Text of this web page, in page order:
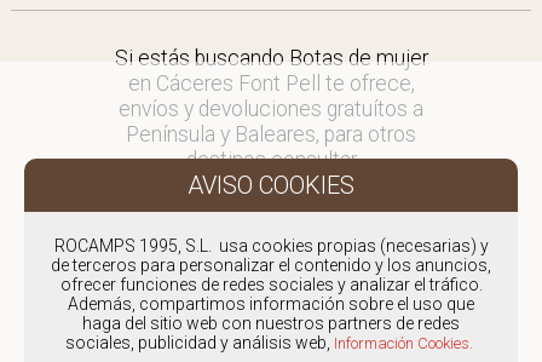
Si estás buscando Botas de mujer
en Cáceres Font Pell te ofrece,
envíos y devoluciones gratuítos a
Península y Baleares, para otros
destinos consultar
en comercial@fontpell.com.
Los envíos a Cáceres gestionados
entre semana se entregarán en
menos de 48 horas; los pedidos
realizados en fin de semana, el
producto se enviará a partir del
ROCAMPS 1995, S.L. usa cookies propias (necesarias) y
de terceros para personalizar el contenido y los anuncios,
ofrecer funciones de redes sociales y analizar el tráfico.
Además, compartimos información sobre el uso que
haga del sitio web con nuestros partners de redes
sociales, publicidad y análisis web, Información Cookies.